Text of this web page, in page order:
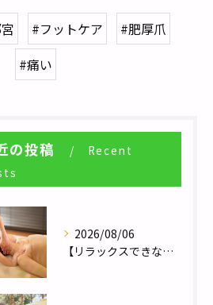
#フットケア
#肥厚爪
#痛い
の投稿
Recent
2026/08/06
【リラックスできない人へ】体が休まらない本当の理由とは？／自律神経調整サロンHararie〜はらりえ〜